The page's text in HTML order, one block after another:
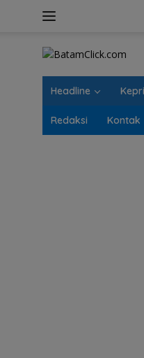
Headline Kepri
Redaksi Kontak